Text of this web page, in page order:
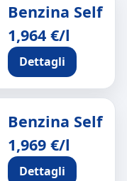
Benzina Self
1,964 €/l
Dettagli
Benzina Self
1,969 €/l
Dettagli